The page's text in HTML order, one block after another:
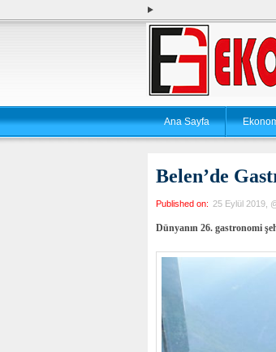
Ana Sayfa
Belen’de
Published on: 25 Eylül 2019,
Dünyanın 26. gastronomi